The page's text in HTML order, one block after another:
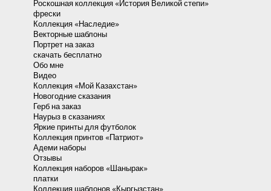
Роскошная коллекция «История Великой степи»
фрески
Коллекция «Наследие»
Векторные шаблоны
Портрет на заказ
скачать бесплатно
Обо мне
Видео
Коллекция «Мой Казахстан»
Новогодние сказания
Герб на заказ
Наурыз в сказаниях
Яркие принты для футболок
Коллекция принтов «Патриот»
Адеми наборы
Отзывы
Коллекция наборов «Шанырак»
платки
Коллекция шаблонов «Кыргызстан»